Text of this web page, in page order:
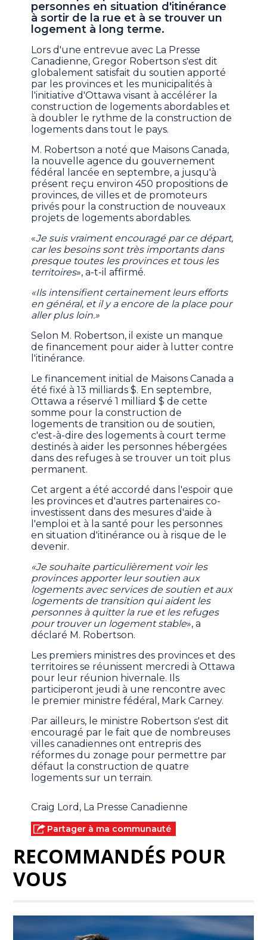
personnes en situation d'itinérance
à sortir de la rue et à se trouver un
logement à long terme.
Lors d'une entrevue avec La Presse
Canadienne, Gregor Robertson s'est dit
globalement satisfait du soutien apporté
par les provinces et les municipalités à
l'initiative d'Ottawa visant à accélérer la
construction de logements abordables et
à doubler le rythme de la construction de
logements dans tout le pays.
M. Robertson a noté que Maisons Canada,
la nouvelle agence du gouvernement
fédéral lancée en septembre, a jusqu'à
présent reçu environ 450 propositions de
provinces, de villes et de promoteurs
privés pour la construction de nouveaux
projets de logements abordables.
«Je suis vraiment encouragé par ce départ,
car les besoins sont très importants dans
presque toutes les provinces et tous les
territoires», a-t-il affirmé.
«Ils intensifient certainement leurs efforts
en général, et il y a encore de la place pour
aller plus loin.»
Selon M. Robertson, il existe un manque
de financement pour aider à lutter contre
l'itinérance.
Le financement initial de Maisons Canada a
été fixé à 13 milliards $. En septembre,
Ottawa a réservé 1 milliard $ de cette
somme pour la construction de
logements de transition ou de soutien,
c'est-à-dire des logements à court terme
destinés à aider les personnes hébergées
dans des refuges à se trouver un toit plus
permanent.
Cet argent a été accordé dans l'espoir que
les provinces et d'autres partenaires co-
investissent dans des mesures d'aide à
l'emploi et à la santé pour les personnes
en situation d'itinérance ou à risque de le
devenir.
«Je souhaite particulièrement voir les
provinces apporter leur soutien aux
logements avec services de soutien et aux
logements de transition qui aident les
personnes à quitter la rue et les refuges
pour trouver un logement stable», a
déclaré M. Robertson.
Les premiers ministres des provinces et des
territoires se réunissent mercredi à Ottawa
pour leur réunion hivernale. Ils
participeront jeudi à une rencontre avec
le premier ministre fédéral, Mark Carney.
Par ailleurs, le ministre Robertson s'est dit
encouragé par le fait que de nombreuses
villes canadiennes ont entrepris des
réformes du zonage pour permettre par
défaut la construction de quatre
logements sur un terrain.
Craig Lord, La Presse Canadienne
Partager à ma communauté
RECOMMANDÉS POUR
VOUS